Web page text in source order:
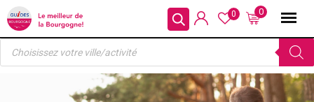
Skip
to
content
0
0
Recherche
produits